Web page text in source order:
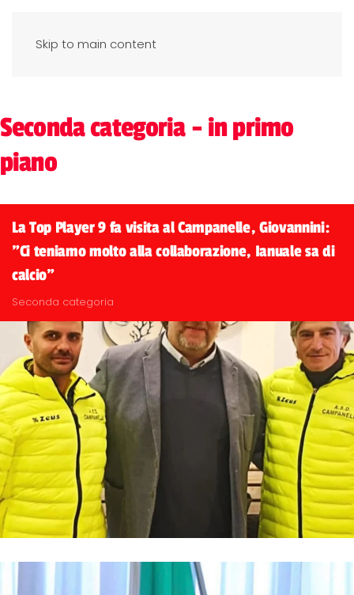
Skip to main content
Seconda categoria - in primo
piano
La Top Player 9 fa visita al Campanelle, Giovannini:
"Ci teniamo molto alla collaborazione, Ianuale sa di
calcio"
Seconda categoria